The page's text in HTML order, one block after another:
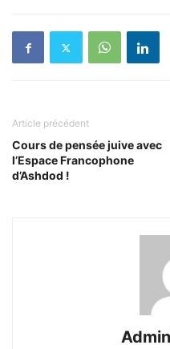
Article précédent
Cours de pensée juive avec
l’Espace Francophone
d’Ashdod !